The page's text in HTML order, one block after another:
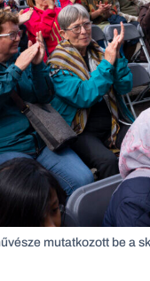
mutatkozott be a